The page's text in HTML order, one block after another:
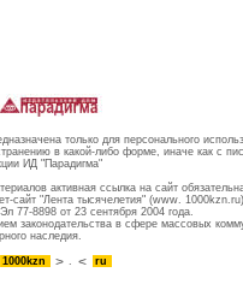
только для персонального
в какой-либо форме, иначе как с
ИД "Парадигма"
активная ссылка на сайт
сайт "Лента тысячелетия" (www. 1000kzn.ru)
77-8898 от 23 сентября 2004 года.
законодательства в сфере массовых
наследия.
1000kzn . ru